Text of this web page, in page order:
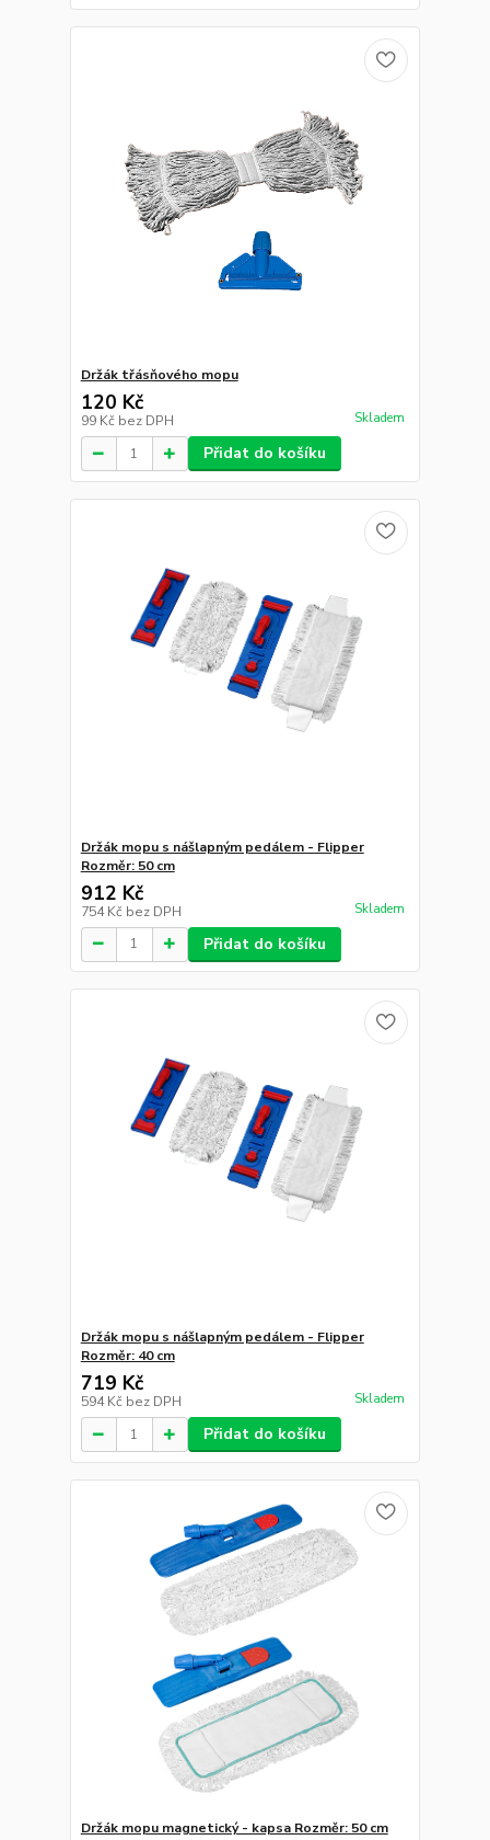
Držák třásňového mopu
120 Kč
99 Kč bez DPH Skladem
Přidat do košíku
Držák mopu s nášlapným pedálem - Flipper
Rozměr: 50 cm
912 Kč
754 Kč bez DPH Skladem
Přidat do košíku
Držák mopu s nášlapným pedálem - Flipper
Rozměr: 40 cm
719 Kč
594 Kč bez DPH Skladem
Přidat do košíku
Držák mopu magnetický - kapsa Rozměr: 50 cm